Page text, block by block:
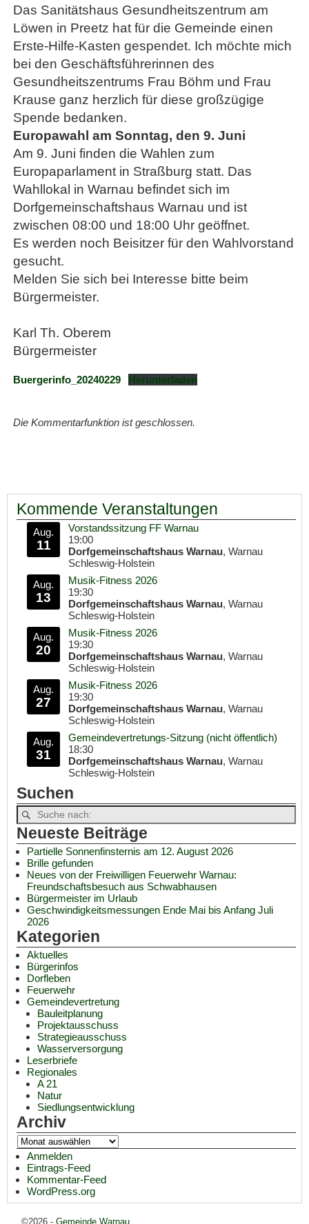
Das Sanitätshaus Gesundheitszentrum am
Löwen in Preetz hat für die Gemeinde einen
Erste-Hilfe-Kasten gespendet. Ich möchte mich
bei den Geschäftsführerinnen des
Gesundheitszentrums Frau Böhm und Frau
Krause ganz herzlich für diese großzügige
Spende bedanken.
Europawahl am Sonntag, den 9. Juni
Am 9. Juni finden die Wahlen zum
Europaparlament in Straßburg statt. Das
Wahllokal in Warnau befindet sich im
Dorfgemeinschaftshaus Warnau und ist
zwischen 08:00 und 18:00 Uhr geöffnet.
Es werden noch Beisitzer für den Wahlvorstand
gesucht.
Melden Sie sich bei Interesse bitte beim
Bürgermeister.
Karl Th. Oberem
Bürgermeister
Buergerinfo_20240229 Herunterladen
Die Kommentarfunktion ist geschlossen.
Kommende Veranstaltungen
Aug.
11
Vorstandssitzung FF Warnau
19:00
Dorfgemeinschaftshaus Warnau, Warnau
Schleswig-Holstein
Aug.
13
Musik-Fitness 2026
19:30
Dorfgemeinschaftshaus Warnau, Warnau
Schleswig-Holstein
Aug.
20
Musik-Fitness 2026
19:30
Dorfgemeinschaftshaus Warnau, Warnau
Schleswig-Holstein
Aug.
27
Musik-Fitness 2026
19:30
Dorfgemeinschaftshaus Warnau, Warnau
Schleswig-Holstein
Aug.
31
Gemeindevertretungs-Sitzung (nicht öffentlich)
18:30
Dorfgemeinschaftshaus Warnau, Warnau
Schleswig-Holstein
Suchen
Neueste Beiträge
Partielle Sonnenfinsternis am 12. August 2026
Brille gefunden
Neues von der Freiwilligen Feuerwehr Warnau:
Freundschaftsbesuch aus Schwabhausen
Bürgermeister im Urlaub
Geschwindigkeitsmessungen Ende Mai bis Anfang Juli
2026
Kategorien
Aktuelles
Bürgerinfos
Dorfleben
Feuerwehr
Gemeindevertretung
Bauleitplanung
Projektausschuss
Strategieausschuss
Wasserversorgung
Leserbriefe
Regionales
A 21
Natur
Siedlungsentwicklung
Archiv
Anmelden
Eintrags-Feed
Kommentar-Feed
WordPress.org
©2026 - Gemeinde Warnau